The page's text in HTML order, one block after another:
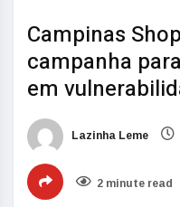
Campinas
campanha
em
Lazinha Leme
2 minute read